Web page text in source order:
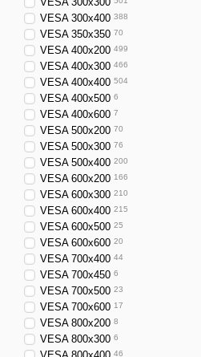
VESA 300x400 388
VESA 350x350 70
VESA 400x200 499
VESA 400x300 466
VESA 400x400 504
VESA 400x500 6
VESA 400x600 7
VESA 500x200 70
VESA 500x300 76
VESA 500x400 200
VESA 600x200 166
VESA 600x300 210
VESA 600x400 215
VESA 600x500 25
VESA 600x600 20
VESA 700x400 44
VESA 700x450 6
VESA 700x500 23
VESA 700x600 17
VESA 800x200 8
VESA 800x300 6
46